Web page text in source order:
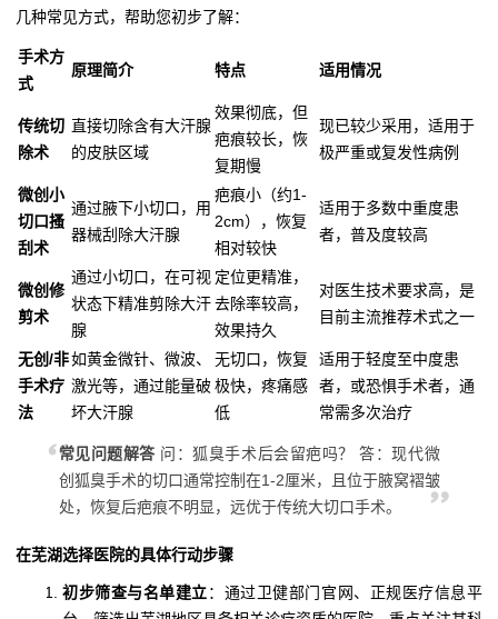
几种常见方式，帮助您初步了解：
手术方
式
原理简介 特点 适用情况
传统切
除术
直接切除含有大汗腺
的皮肤区域
效果彻底，但
疤痕较长，恢
复期慢
现已较少采用，适用于
极严重或复发性病例
微创小
切口搔
刮术
通过腋下小切口，用
器械刮除大汗腺
疤痕小（约1-
2cm），恢复
相对较快
适用于多数中重度患
者，普及度较高
微创修
剪术
通过小切口，在可视
状态下精准剪除大汗
腺
定位更精准，
去除率较高，
效果持久
对医生技术要求高，是
目前主流推荐术式之一
无创/非
手术疗
法
如黄金微针、微波、
激光等，通过能量破
坏大汗腺
无切口，恢复
极快，疼痛感
低
适用于轻度至中度患
者，或恐惧手术者，通
常需多次治疗
常见问题解答问：狐臭手术后会留疤吗？ 答：现代微
创狐臭手术的切口通常控制在1-2厘米，且位于腋窝褶皱
处，恢复后疤痕不明显，远优于传统大切口手术。
在芜湖选择医院的具体行动步骤
初步筛查与名单建立：通过卫健部门官网、正规医疗信息平